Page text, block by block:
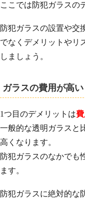
ここでは防犯ガラスの
防犯ガラスの設置や交
でなくデメリットやリ
しましょう。
ガラスの費用が高い
1つ目のデメリットは
一般的な透明ガラスと
高くなります。
防犯ガラスのなかでも
ます。
防犯ガラスに絶対的な